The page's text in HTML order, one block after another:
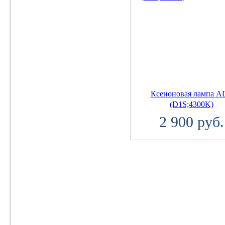
Ксеноновая лампа
(D1S;4300K)
2 900 руб.